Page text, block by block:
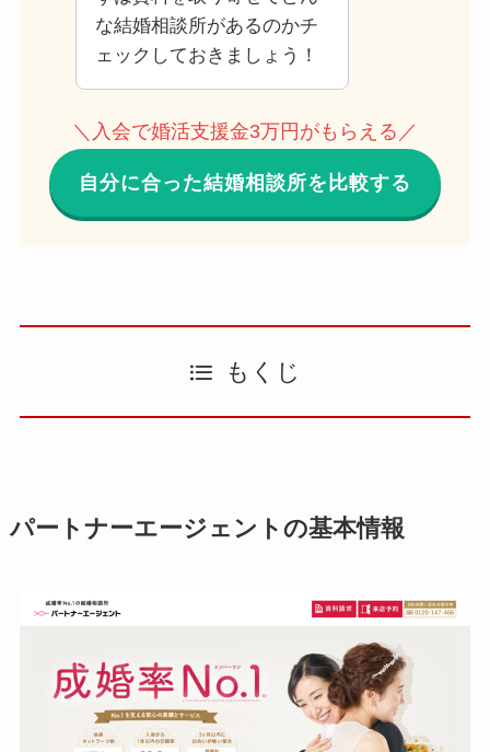
な結婚相談所があるのかチ
ェックしておきましょう！
＼入会で婚活支援金3万円がもらえる／
自分に合った結婚相談所を比較する
もくじ
パートナーエージェントの基本情報